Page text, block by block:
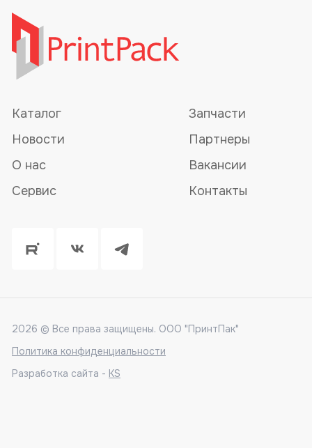
Каталог
Новости
О нас
Сервис
Запчасти
Партнеры
Вакансии
Контакты
2026 © Все права защищены. ООО "ПринтПак"
Политика конфиденциальности
Разработка сайта - KS